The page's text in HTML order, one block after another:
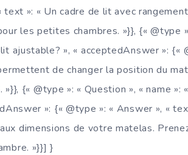
text »: « Un cadre de lit avec
les petites chambres. »}}, {« @type
ajustable? », « acceptedAnswer »: {«
de changer la position du
{« @type »: « Question », « name
»: {« @type »: « Answer », «
dimensions de votre matelas.
»}}] }